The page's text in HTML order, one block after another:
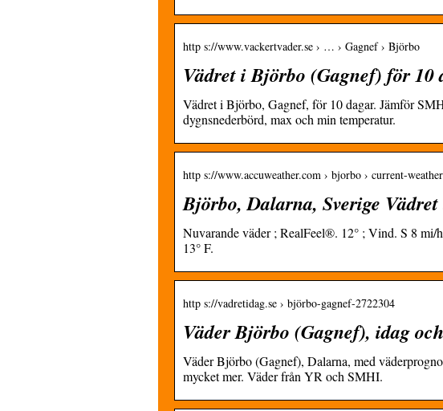
http s://www.vackertvader.se › … › Gagnef › Björbo
Vädret i Björbo (Gagnef) för
Vädret i Björbo, Gagnef, för 10 dagar. Jämför
dygnsnederbörd, max och min temperatur.
http s://www.accuweather.com › bjorbo › current-weather
Björbo, Dalarna, Sverige
Nuvarande väder ; RealFeel®. 12° ; Vind. S 8
13° F.
http s://vadretidag.se › björbo-gagnef-2722304
Väder Björbo (Gagnef), idag
Väder Björbo (Gagnef), Dalarna, med
mycket mer. Väder från YR och SMHI.